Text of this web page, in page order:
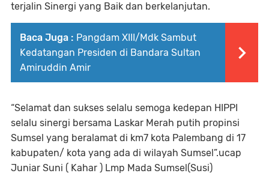
terjalin Sinergi yang Baik dan berkelanjutan.
Baca Juga : Pangdam XIII/Mdk Sambut
Kedatangan Presiden di Bandara Sultan
Amiruddin Amir
“Selamat dan sukses selalu semoga kedepan HIPPI
selalu sinergi bersama Laskar Merah putih propinsi
Sumsel yang beralamat di km7 kota Palembang di 17
kabupaten/ kota yang ada di wilayah Sumsel”.ucap
Juniar Suni ( Kahar ) Lmp Mada Sumsel(Susi)